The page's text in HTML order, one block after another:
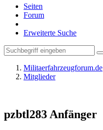
Seiten
Forum
Erweiterte Suche
Militaerfahrzeugforum.de
Mitglieder
pzbtl283 Anfänger